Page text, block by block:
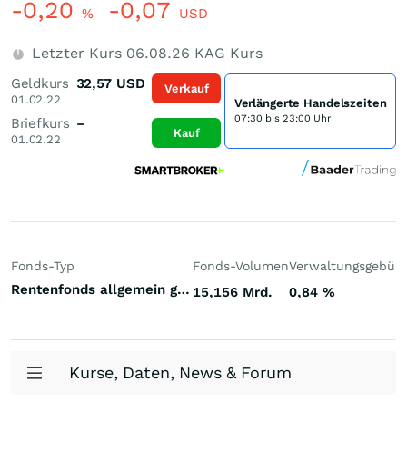
-0,20 % -0,07 USD
Letzter Kurs 06.08.26 KAG Kurs
Geldkurs
01.02.22
32,57 USD
Briefkurs
01.02.22
–
Verkauf
Kauf
Verlängerte Handelszeiten
07:30 bis 23:00 Uhr
Fonds-Typ
Rentenfonds allgemein gemischte Laufzeiten Welt Hartwährungen (Welt)
Fonds-Volumen
15,156 Mrd. 0,84 %
Kurse, Daten, News & Forum